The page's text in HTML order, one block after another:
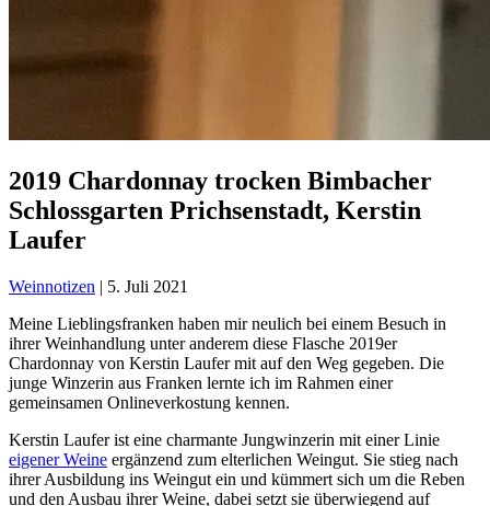
2019 Chardonnay trocken Bimbacher
Schlossgarten Prichsenstadt, Kerstin
Laufer
Weinnotizen | 5. Juli 2021
Meine Lieblingsfranken haben mir neulich bei einem Besuch in
ihrer Weinhandlung unter anderem diese Flasche 2019er
Chardonnay von Kerstin Laufer mit auf den Weg gegeben. Die
junge Winzerin aus Franken lernte ich im Rahmen einer
gemeinsamen Onlineverkostung kennen.
Kerstin Laufer ist eine charmante Jungwinzerin mit einer Linie
eigener Weine ergänzend zum elterlichen Weingut. Sie stieg nach
ihrer Ausbildung ins Weingut ein und kümmert sich um die Reben
und den Ausbau ihrer Weine, dabei setzt sie überwiegend auf